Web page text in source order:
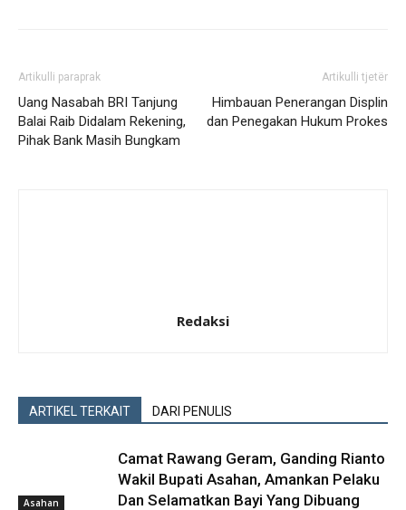
Artikulli paraprak
Uang Nasabah BRI Tanjung
Balai Raib Didalam Rekening,
Pihak Bank Masih Bungkam
Artikulli tjetër
Himbauan Penerangan Displin
dan Penegakan Hukum Prokes
Redaksi
ARTIKEL TERKAIT DARI PENULIS
Asahan
Camat Rawang Geram, Ganding Rianto
Wakil Bupati Asahan, Amankan Pelaku
Dan Selamatkan Bayi Yang Dibuang